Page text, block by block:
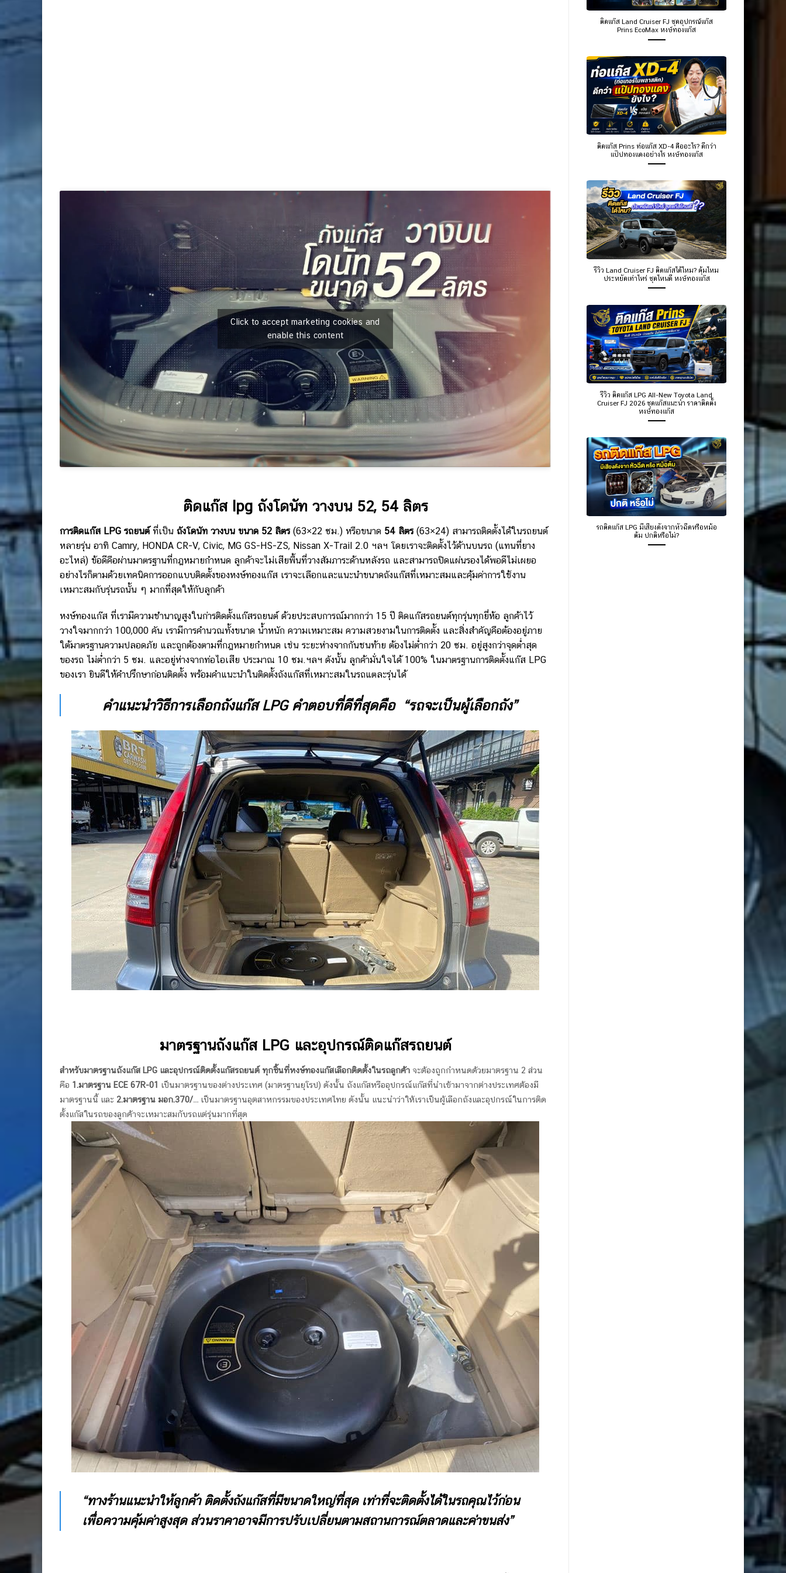
Click to accept marketing cookies and
enable this content
ติดแก๊ส lpg ถังโดนัท วางบน 52, 54 ลิตร
การติดแก๊ส LPG รถยนต์ที่เป็น ถังโดนัท วางบน ขนาด 52 ลิตร(63×22 ซม.) หรือขนาด 54 ลิตร(63×24) สามารถติดตั้งได้ในรถยนต์
หลายรุ่น อาทิ Camry, HONDA CR-V, Civic, MG GS-HS-ZS, Nissan X-Trail 2.0 ฯลฯ โดยเราจะติดตั้งไว้ด้านบนรถ (แทนที่ยาง
อะไหล่) ข้อดีคือผ่านมาตรฐานที่กฎหมายกำหนด ลูกค้าจะไม่เสียพื้นที่วางสัมภาระด้านหลังรถ และสามารถปิดแผ่นรองได้พอดีไม่เผยอ
อย่างไรก็ตามด้วยเทคนิคการออกแบบติดตั้งของหงษ์ทองแก๊ส เราจะเลือกและแนะนำขนาดถังแก๊สที่เหมาะสมและคุ้มค่าการใช้งาน
เหมาะสมกับรุ่นรถนั้น ๆ มากที่สุดให้กับลูกค้า
หงษ์ทองแก๊ส ที่เรามีความชำนาญสูงในก่ารติดตั้งแก๊สรถยนต์ ด้วยประสบการณ์มากกว่า 15 ปี ติดแก๊สรถยนต์ทุกรุ่นทุกยี่ห้อ ลูกค้าไว้
วางใจมากกว่า 100,000 คัน เรามีการคำนวณทั้งขนาด น้ำหนัก ความเหมาะสม ความสวยงามในการติดตั้ง และสิ่งสำคัญคือต้องอยู่ภาย
ใต้มาตรฐานความปลอดภัย และถูกต้องตามที่กฎหมายกำหนด เช่น ระยะห่างจากกันชนท้าย ต้องไม่ต่ำกว่า 20 ซม. อยู่สูงกว่าจุดต่ำสุด
ของรถ ไม่ต่ำกว่า 5 ซม. และอยู่ห่างจากท่อไอเสีย ประมาณ 10 ซม.ฯลฯ ดังนั้น ลูกค้ามั่นใจได้ 100% ในมาตรฐานการติดตั้งแก๊ส LPG
ของเรา ยินดีให้คำปรึกษาก่อนติดตั้ง พร้อมคำแนะนำในติดตั้งถังแก๊สที่เหมาะสมในรถแตละรุ่นได้
คำแนะนำวิธีการเลือกถังแก๊สLPG คำตอบที่ดีที่สุดคือ “รถจะเป็นผู้เลือกถัง”
มาตรฐานถังแก๊ส LPG และอุปกรณ์ติดแก๊สรถยนต์
สำหรับมาตรฐานถังแก๊ส LPG และอุปกรณ์ติดตั้งแก๊สรถยนต์ ทุกชิ้นที่หงษ์ทองแก๊สเลือกติดตั้งในรถลูกค้า จะต้องถูกกำหนดด้วยมาตรฐาน 2 ส่วน
คือ 1.มาตรฐาน ECE 67R-01 เป็นมาตรฐานของต่างประเทศ (มาตรฐานยุโรป) ดังนั้น ถังแก๊สหรืออุปกรณ์แก๊สที่นำเข้ามาจากต่างประเทศต้องมี
มาตรฐานนี้ และ 2.มาตรฐาน มอก.370/… เป็นมาตรฐานอุตสาหกรรมของประเทศไทย ดังนั้น แนะนำว่าให้เราเป็นผู้เลือกถังและอุปกรณ์ในการติด
ตั้งแก๊สในรถของลูกค้าจะเหมาะสมกับรถแต่รุ่นมากที่สุด
“ทางร้านแนะนำให้ลูกค้า ติดตั้งถังแก๊สที่มีขนาดใหญ่ที่สุด เท่าที่จะติดตั้งได้ในรถคุณไว้ก่อน
เพื่อความคุ้มค่าสูงสุด ส่วนราคาอาจมีการปรับเปลี่ยนตามสถานการณ์ตลาดและค่าขนส่ง”
ติดแก๊ส Land Cruiser FJ ชุดอุปกรณ์แก๊ส
Prins EcoMax หงษ์ทองแก๊ส
ติดแก๊ส Prins ท่อแก๊ส XD-4 คืออะไร? ดีกว่า
แป๊ปทองแดงอย่างไร หงษ์ทองแก๊ส
รีวิว Land Cruiser FJ ติดแก๊สได้ไหม? คุ้มไหม
ประหยัดเท่าไหร่ ชุดไหนดี หงษ์ทองแก๊ส
รีวิว ติดแก๊ส LPG All-New Toyota Land
Cruiser FJ 2026 ชุดแก๊สแนะนำ ราคาติดตั้ง
หงษ์ทองแก๊ส
รถติดแก๊ส LPG มีเสียงดังจากหัวฉีดหรือหม้อ
ต้ม ปกติหรือไม่?